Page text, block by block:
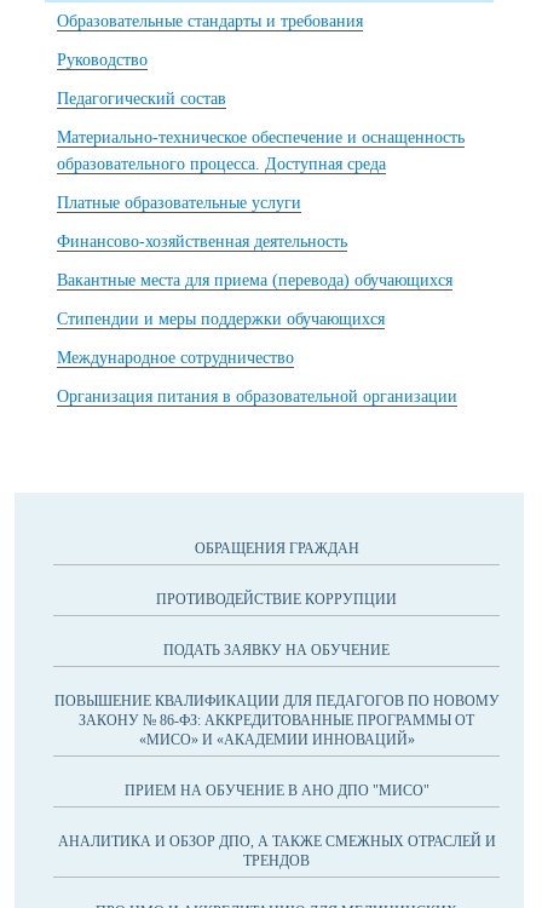
Образовательные стандарты и требования
Руководство
Педагогический состав
Материально-техническое обеспечение и оснащенность
образовательного процесса. Доступная среда
Платные образовательные услуги
Финансово-хозяйственная деятельность
Вакантные места для приема (перевода) обучающихся
Стипендии и меры поддержки обучающихся
Международное сотрудничество
Организация питания в образовательной организации
ОБРАЩЕНИЯ ГРАЖДАН
ПРОТИВОДЕЙСТВИЕ КОРРУПЦИИ
ПОДАТЬ ЗАЯВКУ НА ОБУЧЕНИЕ
ПОВЫШЕНИЕ КВАЛИФИКАЦИИ ДЛЯ ПЕДАГОГОВ ПО НОВОМУ
ЗАКОНУ № 86-ФЗ: АККРЕДИТОВАННЫЕ ПРОГРАММЫ ОТ
«МИСО» И «АКАДЕМИИ ИННОВАЦИЙ»
ПРИЕМ НА ОБУЧЕНИЕ В АНО ДПО "МИСО"
АНАЛИТИКА И ОБЗОР ДПО, А ТАКЖЕ СМЕЖНЫХ ОТРАСЛЕЙ И
ТРЕНДОВ